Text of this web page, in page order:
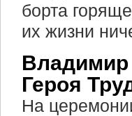
борта
их жизни
Владимир
Героя
На